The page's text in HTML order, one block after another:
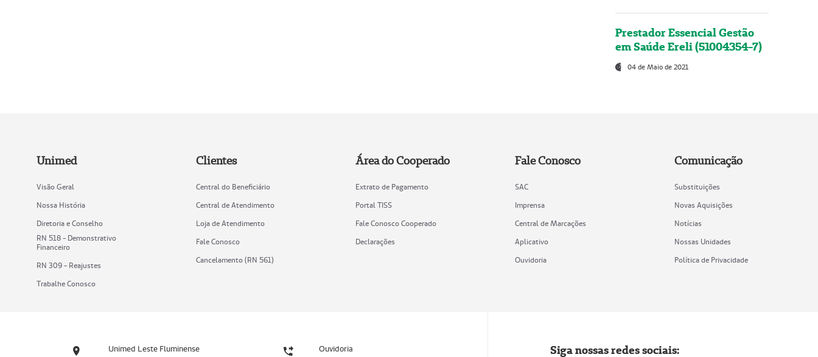
Prestador Essencial Gestão
em Saúde Ereli (51004354-7)
04 de Maio de 2021
Unimed
Visão Geral
Nossa História
Diretoria e Conselho
RN 518 - Demonstrativo
Financeiro
RN 309 - Reajustes
Trabalhe Conosco
Clientes
Central do Beneficiário
Central de Atendimento
Loja de Atendimento
Fale Conosco
Cancelamento (RN 561)
Área do Cooperado
Extrato de Pagamento
Portal TISS
Fale Conosco Cooperado
Declarações
Fale Conosco
SAC
Imprensa
Central de Marcações
Aplicativo
Ouvidoria
Comunicação
Substituições
Novas Aquisições
Notícias
Nossas Unidades
Política de Privacidade
Unimed Leste Fluminense Ouvidoria Siga nossas redes sociais: